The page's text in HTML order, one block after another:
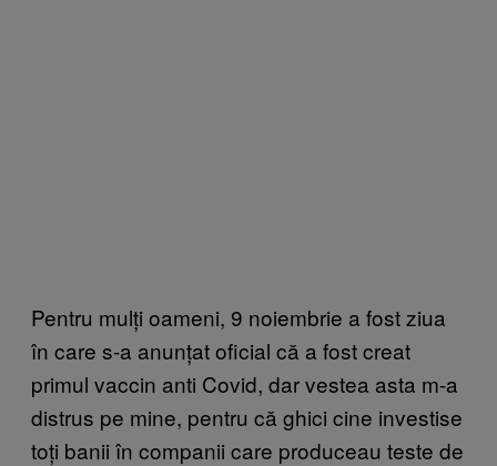
Pentru mulți oameni, 9 noiembrie a fost ziua
în care s-a anunțat oficial că a fost creat
primul vaccin anti Covid, dar vestea asta m-a
distrus pe mine, pentru că ghici cine investise
toți banii în companii care produceau teste de